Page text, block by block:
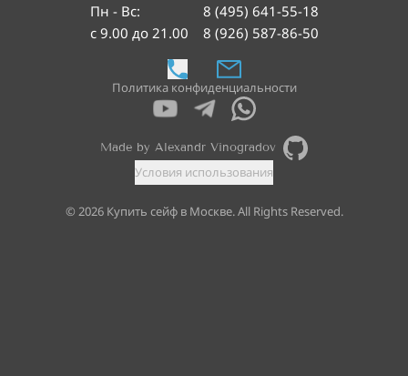
Пн - Вс:
с 9.00 до 21.00
8 (495) 641-55-18
8 (926) 587-86-50
Политика конфиденциальности
Условия использования
© 2026Купить сейф в Москве. All Rights Reserved.
Made by Alexandr Vinogradov